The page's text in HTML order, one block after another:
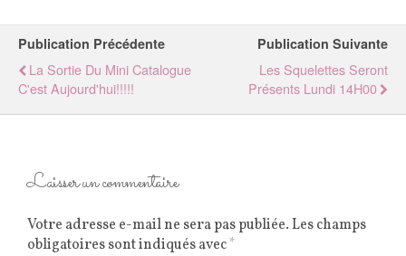
Publication Précédente
La Sortie Du Mini Catalogue
C'est Aujourd'hui!!!!!
Publication Suivante
Les Squelettes Seront
Présents Lundi 14H00
Laisser un commentaire
Votre adresse e-mail ne sera pas publiée.Les champs
obligatoires sont indiqués avec*